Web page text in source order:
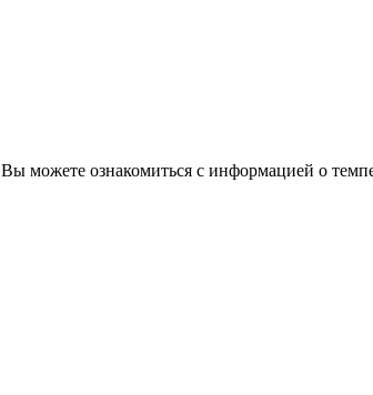
ознакомиться с информацией о